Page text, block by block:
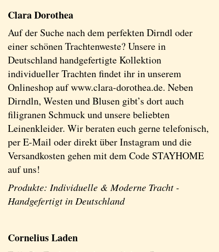
Clara Dorothea
Auf der Suche nach dem perfekten Dirndl oder
einer schönen Trachtenweste? Unsere in
Deutschland handgefertigte Kollektion
individueller Trachten findet ihr in unserem
Onlineshop auf www.clara-dorothea.de. Neben
Dirndln, Westen und Blusen gibt’s dort auch
filigranen Schmuck und unsere beliebten
Leinenkleider. Wir beraten euch gerne telefonisch,
per E-Mail oder direkt über Instagram und die
Versandkosten gehen mit dem Code STAYHOME
auf uns!
Produkte: Individuelle & Moderne Tracht -
Handgefertigt in Deutschland
Cornelius Laden